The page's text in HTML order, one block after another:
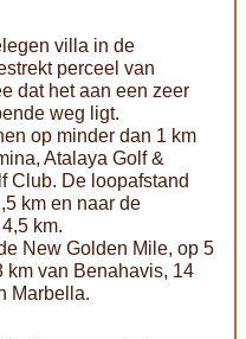
villa in de
perceel van
dat het aan een zeer
weg ligt.
op minder dan 1 km
Atalaya Golf &
Club. De loopafstand
km en naar de
km.
New Golden Mile, op 5
km van Benahavis, 14
Marbella.